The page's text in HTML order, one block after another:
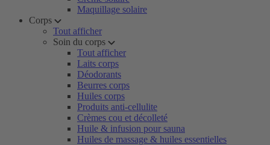
Maquillage solaire
Corps
Tout afficher
Soin du corps
Tout afficher
Laits corps
Déodorants
Beurres corps
Huiles corps
Produits anti-cellulite
Crèmes cou et décolleté
Huile & infusion pour sauna
Huiles de massage & huiles essentielles